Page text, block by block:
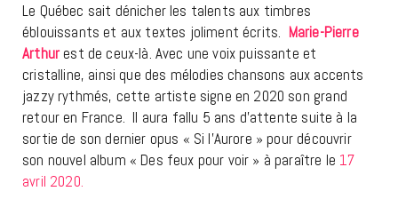
Le Québec sait dénicher les talents aux timbres
éblouissants et aux textes joliment écrits. Marie-Pierre
Arthurest de ceux-là. Avec une voix puissante et
cristalline, ainsi que des mélodies chansons aux accents
jazzy rythmés, cette artiste signe en 2020 son grand
retour en France. Il aura fallu 5 ans d’attente suite à la
sortie de son dernier opus « Si l’Aurore » pour découvrir
son nouvel album « Des feux pour voir » à paraître le 17
avril 2020.